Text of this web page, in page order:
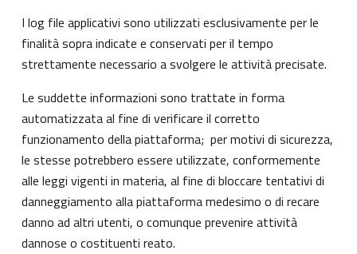
I log file applicativi sono utilizzati esclusivamente per le
finalità sopra indicate e conservati per il tempo
strettamente necessario a svolgere le attività precisate.
Le suddette informazioni sono trattate in forma
automatizzata al fine di verificare il corretto
funzionamento della piattaforma; per motivi di sicurezza,
le stesse potrebbero essere utilizzate, conformemente
alle leggi vigenti in materia, al fine di bloccare tentativi di
danneggiamento alla piattaforma medesimo o di recare
danno ad altri utenti, o comunque prevenire attività
dannose o costituenti reato.